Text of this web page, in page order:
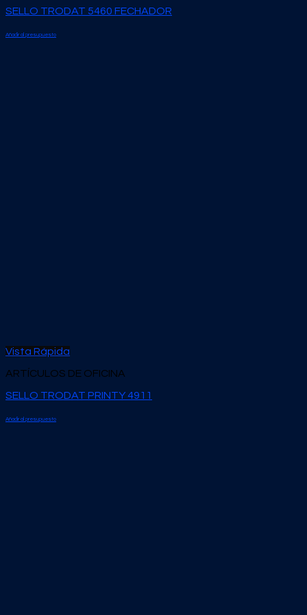
SELLO TRODAT 5460 FECHADOR
Añadir al presupuesto
Vista Rápida
ARTÍCULOS DE OFICINA
SELLO TRODAT PRINTY 4911
Añadir al presupuesto